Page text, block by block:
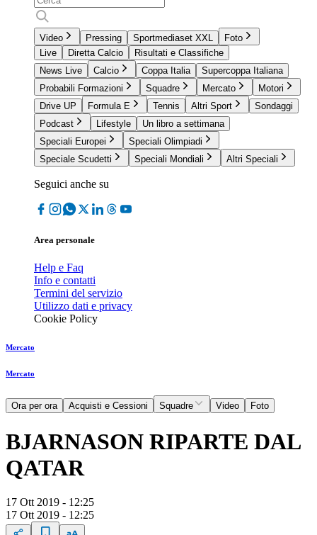
Video Pressing Sportmediaset XXL
Foto
Live
Diretta Calcio
Risultati e Classifiche
News Live
Calcio Coppa Italia
Supercoppa Italiana
Probabili Formazioni
Squadre Mercato
Motori
Drive UP
Formula E Tennis Altri Sport
Sondaggi
Podcast
Lifestyle
Un libro a settimana
Speciali Europei
Speciali Olimpiadi
Speciale Scudetti
Speciali Mondiali Altri Speciali
Seguici anche su
Area personale
Help e Faq
Info e contatti
Termini del servizio
Utilizzo dati e privacy
Cookie Policy
Mercato
Mercato
Ora per ora Acquisti e Cessioni Squadre Video Foto
BJARNASON RIPARTE DAL
QATAR
17 Ott 2019 - 12:25
17 Ott 2019 - 12:25